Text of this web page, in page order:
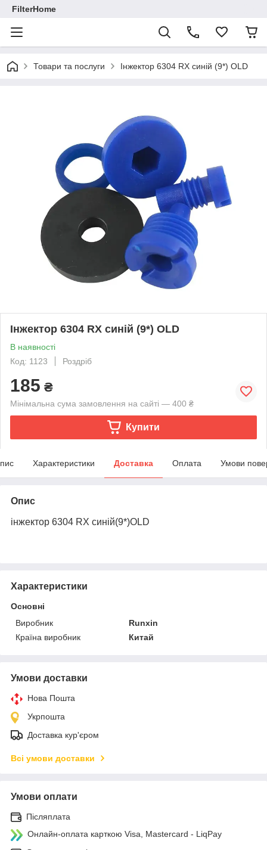
FilterHome
Товари та послуги Інжектор 6304 RX синій (9*) OLD
Інжектор 6304 RX синій (9*) OLD
В наявності
Код: 1123
Роздріб
185 ₴
Мінімальна сума замовлення на сайті — 400 ₴
Купити
Характеристики Доставка Оплата Умови
Опис
інжектор 6304 RX синій(9*)OLD
Характеристики
Основні
Виробник
Runxin
Країна виробник
Китай
Умови доставки
Нова Пошта
Укрпошта
Доставка кур'єром
Всі умови доставки
Умови оплати
Післяплата
Онлайн-оплата карткою Visa, Mastercard - LiqPay